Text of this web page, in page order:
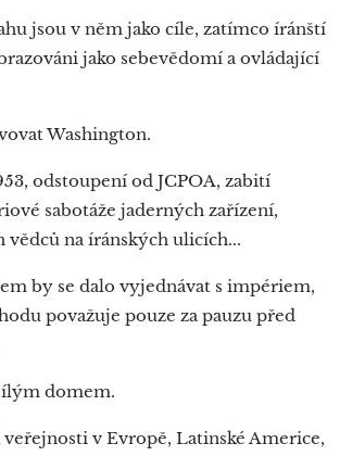
jsou v něm jako cíle, zatímco íránští
jako sebevědomí a ovládající
Washington.
odstoupení od JCPOA, zabití
sabotáže jaderných zařízení,
vědců na íránských ulicích...
by se dalo vyjednávat s impériem,
považuje pouze za pauzu před
domem.
v Evropě, Latinské Americe,